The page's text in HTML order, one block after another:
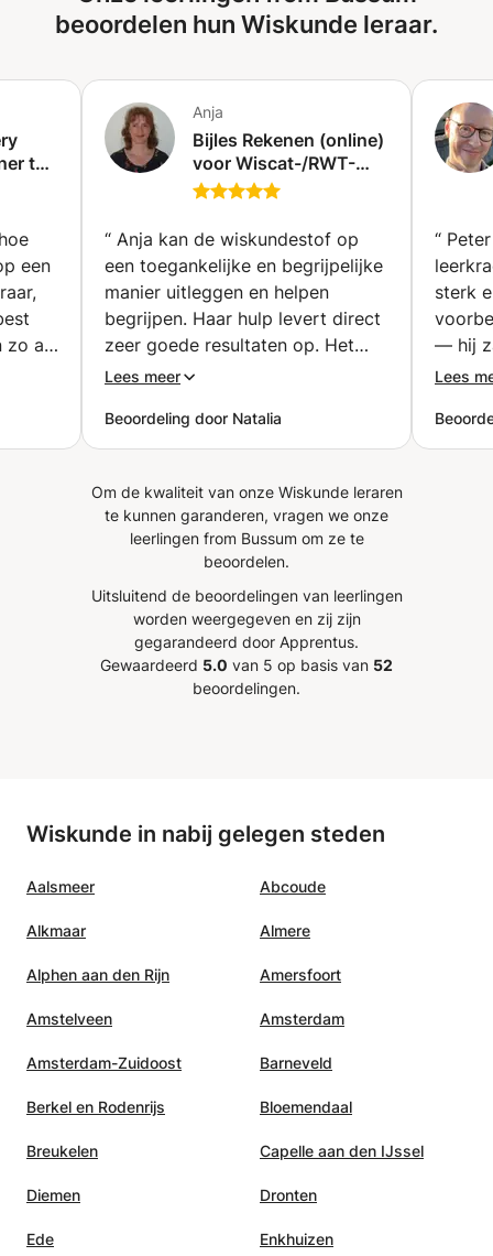
waar je mee zit, dan bekijken we samen hoe ik je het
beste kan ondersteunen.
beoordelen hun Wiskunde leraar.
tot
een
zo af
het
het
Anja
Bijles Rekenen (online)
voor Wiscat-/RWT-
toets, Landelijke
andere Rekentoetsen
Pabo (Enkhuizen)
“ Anja kan de wiskundestof op
een toegankelijke en begrijpelijke
manier uitleggen en helpen
begrijpen. Haar hulp levert direct
zeer goede resultaten op. Het
kennisoverdrachtsysteem van
iedereen zo'n hele goede lerares
als Anja aan. (ouder vertaald via
Lees meer
Beoordeling door Natalia
“
sterk
— hij
Lees
Om de kwaliteit van onze Wiskunde leraren
te kunnen garanderen, vragen we onze
leerlingen from Bussum om ze te
beoordelen.
Uitsluitend de beoordelingen van leerlingen
worden weergegeven en zij zijn
gegarandeerd door Apprentus.
Gewaardeerd 5.0 van 5 op basis van 52
beoordelingen.
Wiskunde in nabij gelegen steden
Aalsmeer Abcoude
Alkmaar Almere
Alphen aan den Rijn Amersfoort
Amstelveen Amsterdam
Amsterdam-Zuidoost Barneveld
Berkel en Rodenrijs Bloemendaal
Breukelen Capelle aan den IJssel
Diemen Dronten
Ede Enkhuizen